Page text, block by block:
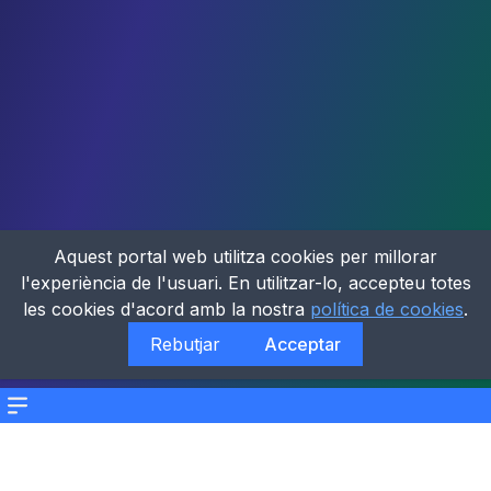
Menu
Aquest portal web utilitza cookies per millorar
l'experiència de l'usuari. En utilitzar-lo, accepteu totes
les cookies d'acord amb la nostra política de cookies.
Rebutjar
Acceptar